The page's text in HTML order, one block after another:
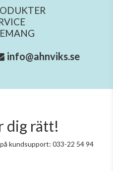
info@ahnviks.se
dig rätt!
kundsupport: 033-22 54 94